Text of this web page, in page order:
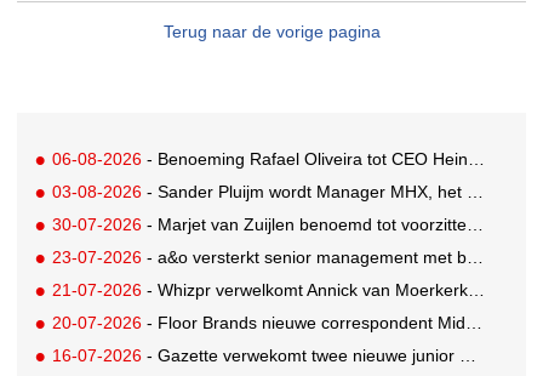
Terug naar de vorige pagina
06-08-2026 - Benoeming Rafael Oliveira tot CEO Heineken nu defintief
03-08-2026 - Sander Pluijm wordt Manager MHX, het branded content label van Mediahuis
30-07-2026 - Marjet van Zuijlen benoemd tot voorzitter Raad van Toezicht Eye Filmmuseum
23-07-2026 - a&o versterkt senior management met benoeming Markus Harder tot CFO
21-07-2026 - Whizpr verwelkomt Annick van Moerkerk als Junior PR-Consultant
20-07-2026 - Floor Brands nieuwe correspondent Midden-Oosten voor RTL Nieuws
16-07-2026 - Gazette verwekomt twee nieuwe junior pr-adviseurs